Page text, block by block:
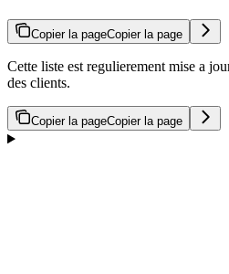
Copier la pageCopier la page
Cette liste est regulierement mise a
des clients.
Copier la pageCopier la page